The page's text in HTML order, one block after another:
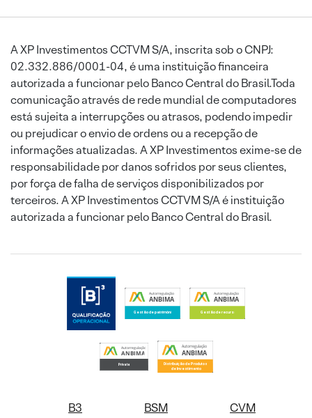
A XP Investimentos CCTVM S/A, inscrita sob o CNPJ:
02.332.886/0001-04, é uma instituição financeira
autorizada a funcionar pelo Banco Central do Brasil.Toda
comunicação através de rede mundial de computadores
está sujeita a interrupções ou atrasos, podendo impedir
ou prejudicar o envio de ordens ou a recepção de
informações atualizadas. A XP Investimentos exime-se de
responsabilidade por danos sofridos por seus clientes,
por força de falha de serviços disponibilizados por
terceiros. A XP Investimentos CCTVM S/A é instituição
autorizada a funcionar pelo Banco Central do Brasil.
B3 BSM
CVM